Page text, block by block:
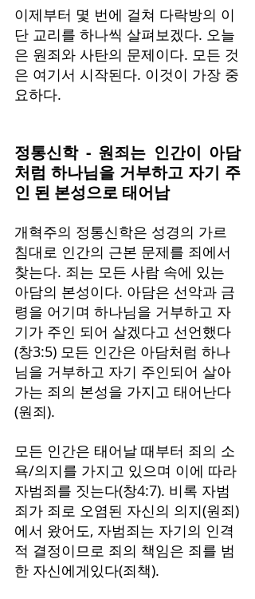
이제부터 몇 번에 걸쳐 다락방의 이
단 교리를 하나씩 살펴보겠다. 오늘
은 원죄와 사탄의 문제이다. 모든 것
은 여기서 시작된다. 이것이 가장 중
요하다.
정통신학 - 원죄는 인간이 아담
처럼 하나님을 거부하고 자기 주
인 된 본성으로 태어남
개혁주의 정통신학은 성경의 가르
침대로 인간의 근본 문제를 죄에서
찾는다. 죄는 모든 사람 속에 있는
아담의 본성이다. 아담은 선악과 금
령을 어기며 하나님을 거부하고 자
기가 주인 되어 살겠다고 선언했다
(창3:5) 모든 인간은 아담처럼 하나
님을 거부하고 자기 주인되어 살아
가는 죄의 본성을 가지고 태어난다
(원죄).
모든 인간은 태어날 때부터 죄의 소
욕/의지를 가지고 있으며 이에 따라
자범죄를 짓는다(창4:7). 비록 자범
죄가 죄로 오염된 자신의 의지(원죄)
에서 왔어도, 자범죄는 자기의 인격
적 결정이므로 죄의 책임은 죄를 범
한 자신에게있다(죄책).